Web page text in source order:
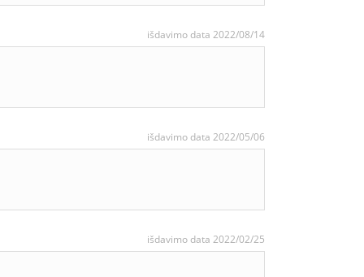
išdavimo data 2022/08/14
išdavimo data 2022/05/06
išdavimo data 2022/02/25